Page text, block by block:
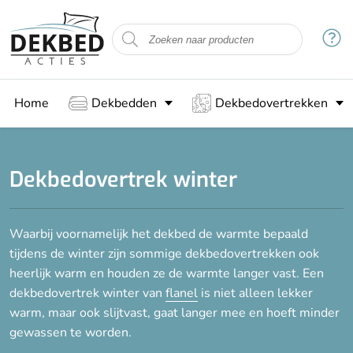
Home Dekbedden Dekbedovertrekken
Dekbedovertrek winter
Waarbij voornamelijk het dekbed de warmte bepaald
tijdens de winter zijn sommige dekbedovertrekken ook
heerlijk warm en houden ze de warmte langer vast. Een
dekbedovertrek winter van flanel is niet alleen lekker
warm, maar ook slijtvast, gaat langer mee en hoeft minder
gewassen te worden.
Filteren
Maat
Kinder overtrek (140x200)
Lits-jumeaux (240x200/220)
Woonstijl
Landelijk
Modern
Romantisch